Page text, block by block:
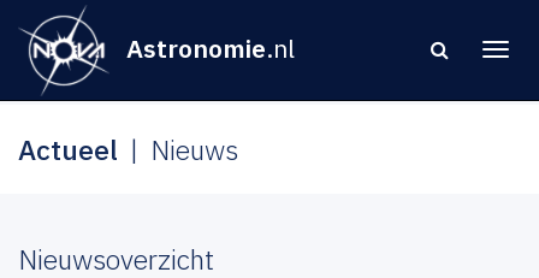
Astronomie.nl
Actueel Nieuws
Nieuwsoverzicht